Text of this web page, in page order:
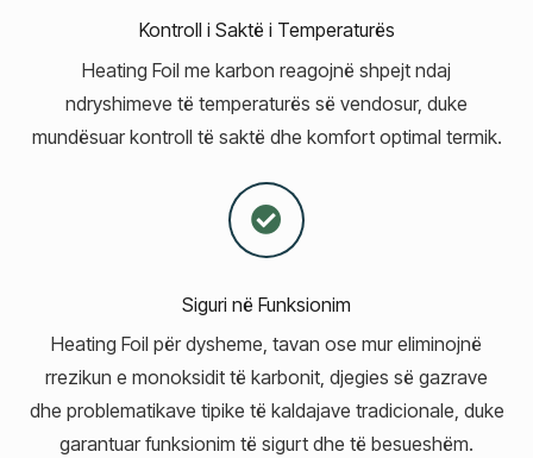
Kontroll i Saktë i Temperaturës
Heating Foil me karbon reagojnë shpejt ndaj
ndryshimeve të temperaturës së vendosur, duke
mundësuar kontroll të saktë dhe komfort optimal termik.
Siguri në Funksionim
Heating Foil për dysheme, tavan ose mur eliminojnë
rrezikun e monoksidit të karbonit, djegies së gazrave
dhe problematikave tipike të kaldajave tradicionale, duke
garantuar funksionim të sigurt dhe të besueshëm.